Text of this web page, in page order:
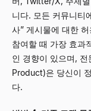
니다. 모든 커뮤니티
사” 게시물에 대한
참여할 때 가장 효과
인 경향이 있으며,
Product)은 당신이
다.